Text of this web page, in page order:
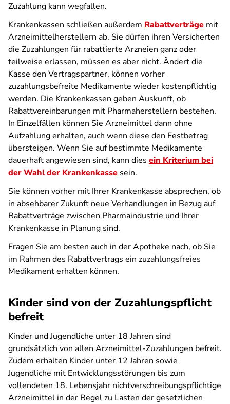
Zuzahlung kann wegfallen.
Krankenkassen schließen außerdem Rabattverträge mit
Arzneimittelherstellern ab. Sie dürfen ihren Versicherten
die Zuzahlungen für rabattierte Arzneien ganz oder
teilweise erlassen, müssen es aber nicht. Ändert die
Kasse den Vertragspartner, können vorher
zuzahlungsbefreite Medikamente wieder kostenpflichtig
werden. Die Krankenkassen geben Auskunft, ob
Rabattvereinbarungen mit Pharmaherstellern bestehen.
In Einzelfällen können Sie Arzneimittel dann ohne
Aufzahlung erhalten, auch wenn diese den Festbetrag
übersteigen. Wenn Sie auf bestimmte Medikamente
dauerhaft angewiesen sind, kann dies ein Kriterium bei
der Wahl der Krankenkasse sein.
Sie können vorher mit Ihrer Krankenkasse absprechen, ob
in absehbarer Zukunft neue Verhandlungen in Bezug auf
Rabattverträge zwischen Pharmaindustrie und Ihrer
Krankenkasse in Planung sind.
Fragen Sie am besten auch in der Apotheke nach, ob Sie
im Rahmen des Rabattvertrags ein zuzahlungsfreies
Medikament erhalten können.
Kinder sind von der Zuzahlungspflicht
befreit
Kinder und Jugendliche unter 18 Jahren sind
grundsätzlich von allen Arzneimittel-Zuzahlungen befreit.
Zudem erhalten Kinder unter 12 Jahren sowie
Jugendliche mit Entwicklungsstörungen bis zum
vollendeten 18. Lebensjahr nichtverschreibungspflichtige
Arzneimittel in der Regel zu Lasten der gesetzlichen